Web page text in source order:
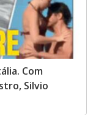
Com
Silvio